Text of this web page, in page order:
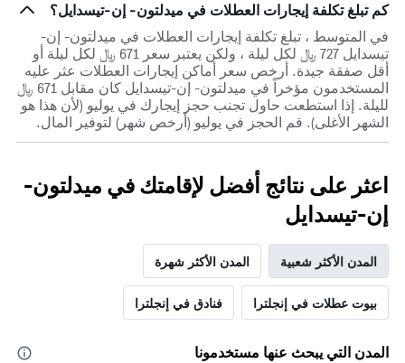
كم تبلغ تكلفة إيجارات العطلات في ميدلتون- إن-تيسدايل؟
في المتوسط ، تبلغ تكلفة إيجارات العطلات في ميدلتون- إن-
تيسدايل 727 ﷼ لكل ليلة ، ولكن يعتبر سعر 671 ﷼ لكل ليلة أو
أقل صفقة جيدة. أرخص سعر أماكن إيجارات العطلات عثر عليه
المستخدمون مؤخراً في ميدلتون- إن-تيسدايل كان مقابل 671 ﷼
لليلة. إذا استطعت حاول تجنب حجز إيجارك في يوليو (لأن هذا هو
الشهر الأغلى). قم الحجز في يوليو (أرخص شهر) لتوفير المال.
اعثر على نتائج أفضل لإقامتك في ميدلتون-
إن-تيسدايل
المدن الأكثر شعبية المدن الأكثر شهرة
بيوت عطلات في إنجلترا فنادق في إنجلترا
المدن التي يبحث عنها مستخدمونا